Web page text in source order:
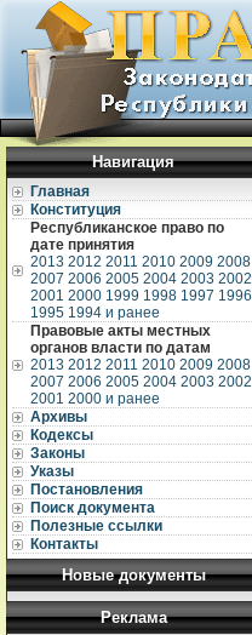
Навигация
Главная
Конституция
Республиканское право по
дате принятия
2013 2012 2011 2010 2009 2008
2007 2006 2005 2004 2003 2002
2001 2000 1999 1998 1997 1996
1995 1994 и ранее
Правовые акты местных
органов власти по датам
2013 2012 2011 2010 2009 2008
2007 2006 2005 2004 2003 2002
2001 2000 и ранее
Архивы
Кодексы
Законы
Указы
Постановления
Поиск документа
Полезные ссылки
Контакты
Новые документы
Реклама